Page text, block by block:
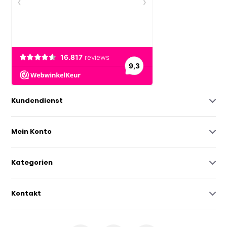
Kundendienst
Mein Konto
Kategorien
Kontakt